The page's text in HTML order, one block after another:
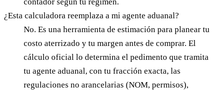
¿Esta calculadora reemplaza a mi agente aduanal?
No. Es una herramienta de estimación para planear tu
costo aterrizado y tu margen antes de comprar. El
cálculo oficial lo determina el pedimento que tramita
tu agente aduanal, con tu fracción exacta, las
regulaciones no arancelarias (NOM, permisos),